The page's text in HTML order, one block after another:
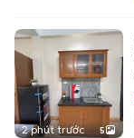
2 phút trước 5